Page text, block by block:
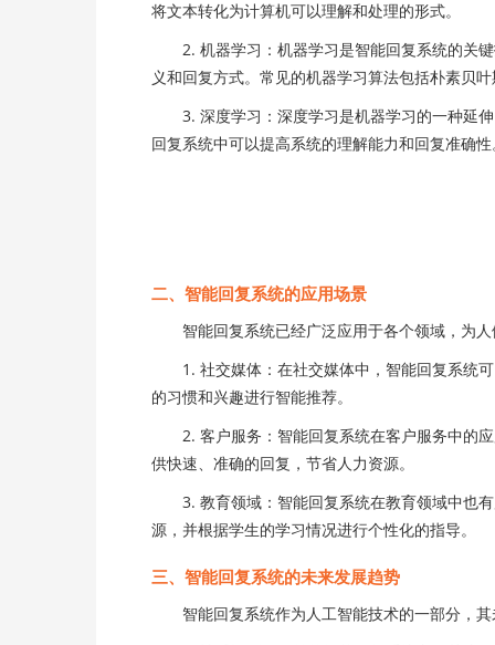
将文本转化为计算机可以理解和处理的形式。
2. 机器学习：机器学习是智能回复系统的关键
义和回复方式。常见的机器学习算法包括朴素贝
3. 深度学习：深度学习是机器学习的一种延伸
回复系统中可以提高系统的理解能力和回复准确
二、智能回复系统的应用场景
智能回复系统已经广泛应用于各个领域，为人
1. 社交媒体：在社交媒体中，智能回复系统可
的习惯和兴趣进行智能推荐。
2. 客户服务：智能回复系统在客户服务中的应
供快速、准确的回复，节省人力资源。
3. 教育领域：智能回复系统在教育领域中也有
源，并根据学生的学习情况进行个性化的指导。
三、智能回复系统的未来发展趋势
智能回复系统作为人工智能技术的一部分，其